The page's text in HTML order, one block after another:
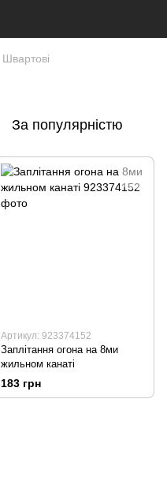
Швартові
За популярністю
Артикул: 923374152
Заплітання огона на 8ми
жильном канаті
183 грн